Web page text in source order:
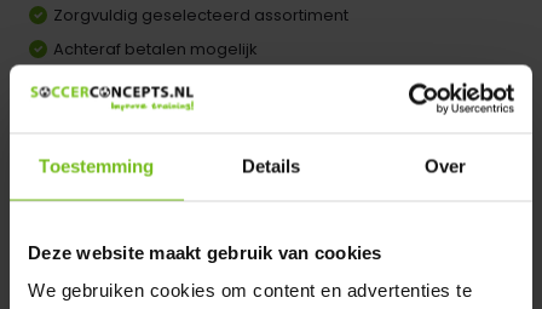
Toestemming Details Over
Deze website maakt gebruik van cookies
We gebruiken cookies om content en advertenties te
Zorgvuldig geselecteerd assortiment
Achteraf betalen mogelijk
Vergelijk
Dir product is beschikbaar in de volgende varianten:
We helpen u graag met meer informatie
Verstuur email